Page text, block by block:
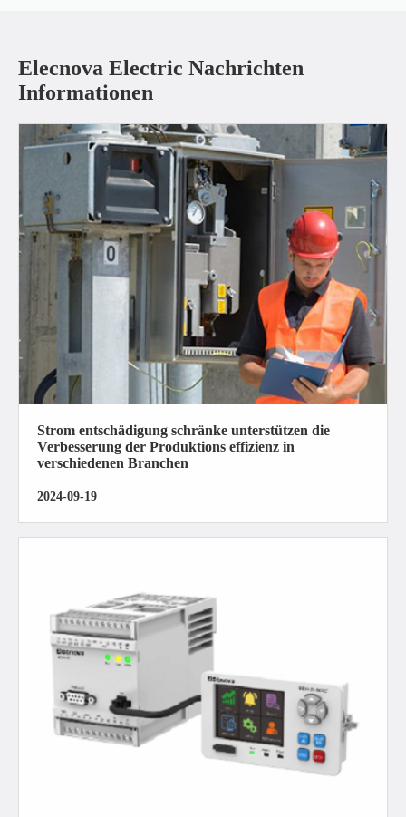
Elecnova Electric Nachrichten
Informationen
Strom entschädigung schränke unterstützen die
Verbesserung der Produktions effizienz in
verschiedenen Branchen
2024-09-19